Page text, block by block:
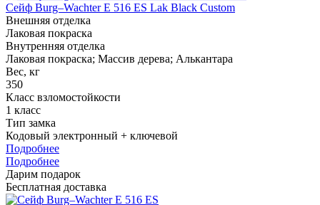
Сейф Burg–Wachter E 516 ES Lak Black Custom
Внешняя отделка
Лаковая покраска
Внутренняя отделка
Лаковая покраска; Массив дерева; Алькантара
Вес, кг
350
Класс взломостойкости
1 класс
Тип замка
Кодовый электронный + ключевой
Подробнее
Подробнее
Дарим подарок
Бесплатная доставка